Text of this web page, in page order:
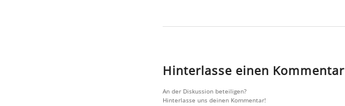
Hinterlasse einen Kommentar
An der Diskussion beteiligen?
Hinterlasse uns deinen Kommentar!